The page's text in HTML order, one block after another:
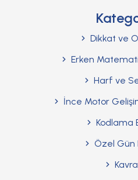
Dikkat ve
Erken
Harf ve
İnce Motor
Kodlama
Özel Gün